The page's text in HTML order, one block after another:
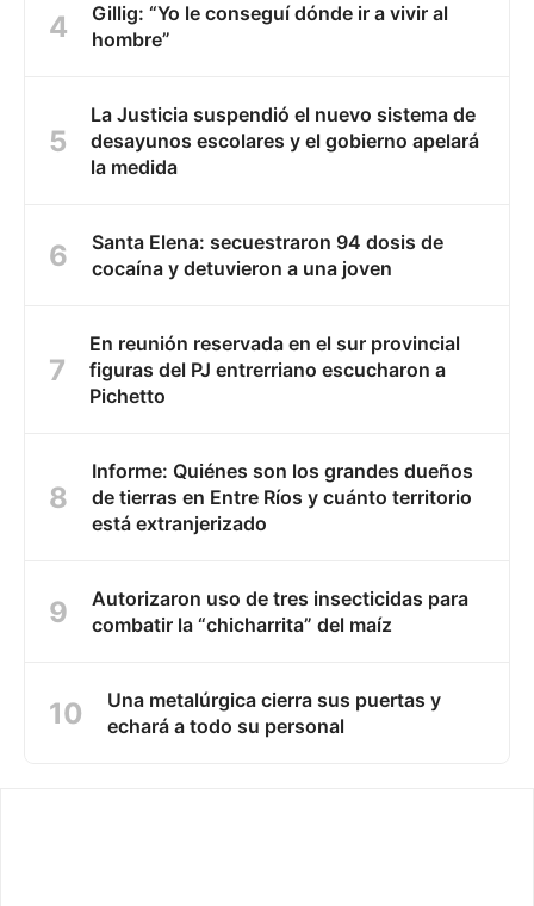
Gillig: “Yo le conseguí dónde ir a vivir al
hombre”
La Justicia suspendió el nuevo sistema de
desayunos escolares y el gobierno apelará
la medida
Santa Elena: secuestraron 94 dosis de
cocaína y detuvieron a una joven
En reunión reservada en el sur provincial
figuras del PJ entrerriano escucharon a
Pichetto
Informe: Quiénes son los grandes dueños
de tierras en Entre Ríos y cuánto territorio
está extranjerizado
Autorizaron uso de tres insecticidas para
combatir la “chicharrita” del maíz
Una metalúrgica cierra sus puertas y
echará a todo su personal